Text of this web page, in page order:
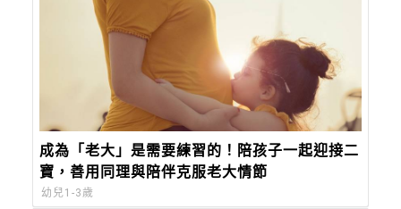
成為「老大」是需要練習的！陪孩子一起迎接二
寶，善用同理與陪伴克服老大情節
幼兒1-3歲